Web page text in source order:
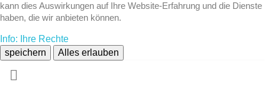
kann dies Auswirkungen auf Ihre Website-Erfahrung und die Dienste
haben, die wir anbieten können.
Info: Ihre Rechte
speichern
Alles erlauben
